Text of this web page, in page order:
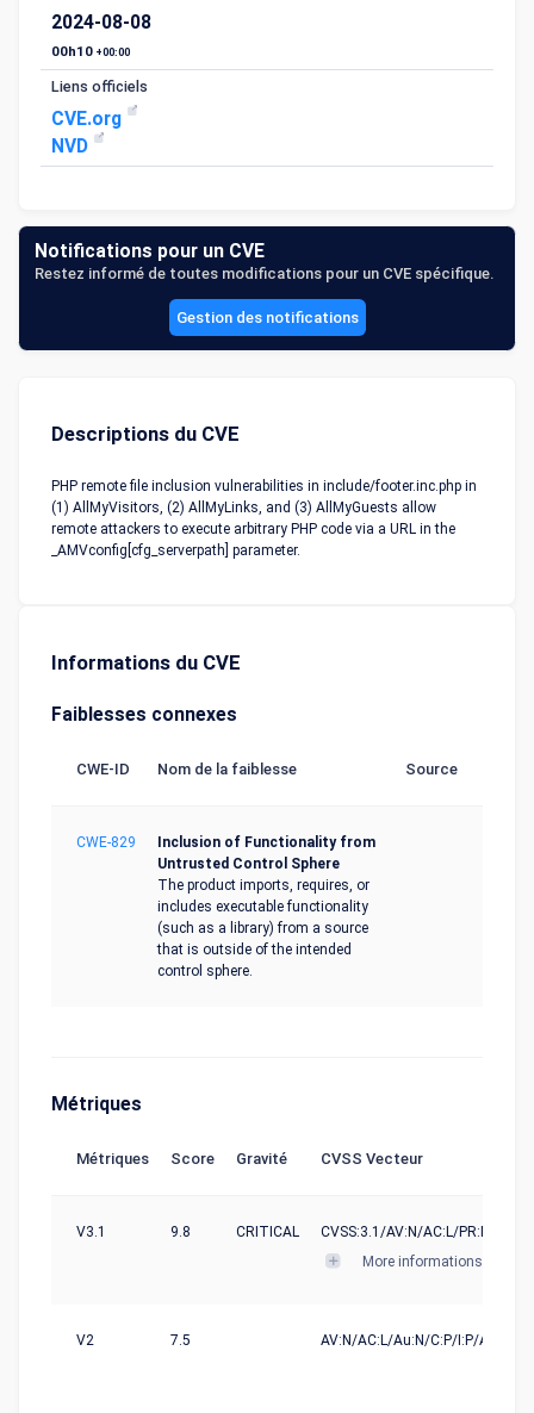
2024-08-08
00h10 +00:00
Liens officiels
CVE.org
NVD
Notifications pour un CVE
Restez informé de toutes modifications pour un CVE spécifique.
Gestion des notifications
Descriptions du CVE
PHP remote file inclusion vulnerabilities in include/footer.inc.php in
(1) AllMyVisitors, (2) AllMyLinks, and (3) AllMyGuests allow
remote attackers to execute arbitrary PHP code via a URL in the
_AMVconfig[cfg_serverpath] parameter.
Informations du CVE
Faiblesses connexes
CWE-ID Nom de la faiblesse Source
CWE-829
Inclusion of Functionality from
Untrusted Control Sphere
The product imports, requires, or
includes executable functionality
(such as a library) from a source
that is outside of the intended
control sphere.
Métriques
Métriques Score Gravité CVSS Vecteur
V3.1 9.8 CRITICAL
CVSS:3.1/AV:N/AC:L/PR:N/UI:N/
More informations
V2 7.5 AV:N/AC:L/Au:N/C:P/I:P/A:P